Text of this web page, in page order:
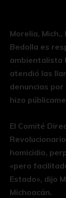
Morelia,
Bedolla es
ambientalista
atendió las
denuncias
hizo
El Comité
homicidio,
«pero
Estado», dijo
Michoacán.